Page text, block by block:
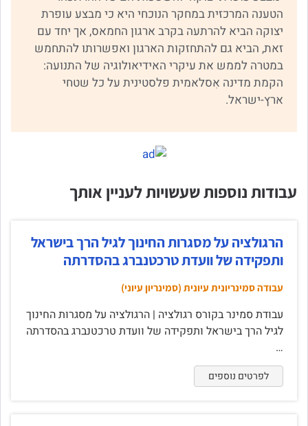
הטענה המרכזית במחקר הנוכחי היא כי מבצע עופרת
יצוקה הביא להרתעה בקרב ארגון החמאס, אך יחד עם
זאת, הביא גם להתחזקות הארגון ואפשרותו להתחמש
במטרה לממש את עיקרי האידיאולוגיה של התנועה:
הקמת מדינה אִסלאמית פלסטינית על כל שטחי
ארץ-ישראל.
עבודות נוספות שעשויות לעניין אותך
הרגולציה על מסגרות החינוך לגיל הרך בישראל
ותפקידה של וועדת טרכטנברג בהסדרתה
עבודה סמינריונית עיונית (סמינריון עיוני)
עבודת סמינר בקורס רגולציה | הרגולציה על מסגרות החינוך
לגיל הרך בישראל ותפקידה של וועדת טרכטנברג בהסדרתה
…
לפרטים נוספים